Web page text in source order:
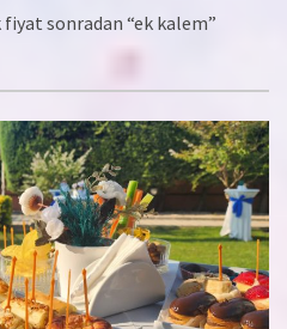
fiyat sonradan “ek kalem”